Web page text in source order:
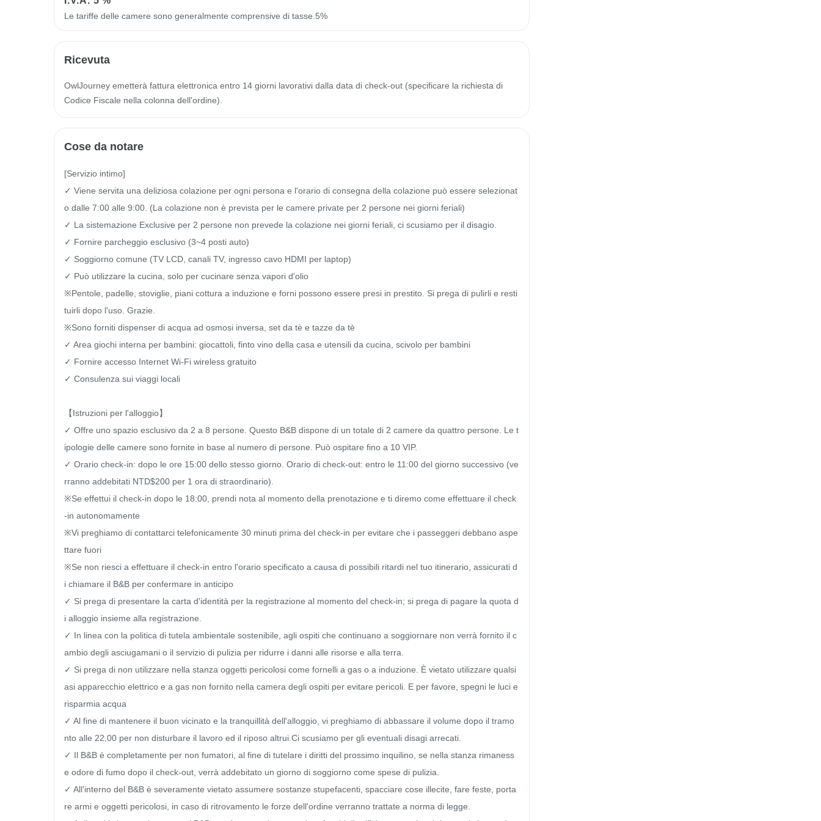
Le tariffe delle camere sono generalmente comprensive di tasse.5%
Ricevuta
OwlJourney emetterà fattura elettronica entro 14 giorni lavorativi dalla data di check-out (specificare la richiesta di
Codice Fiscale nella colonna dell'ordine).
Cose da notare
[Servizio intimo]
✓ Viene servita una deliziosa colazione per ogni persona e l'orario di consegna della colazione può essere selezionat
o dalle 7:00 alle 9:00. (La colazione non è prevista per le camere private per 2 persone nei giorni feriali)
✓ La sistemazione Exclusive per 2 persone non prevede la colazione nei giorni feriali, ci scusiamo per il disagio.
✓ Fornire parcheggio esclusivo (3~4 posti auto)
✓ Soggiorno comune (TV LCD, canali TV, ingresso cavo HDMI per laptop)
✓ Può utilizzare la cucina, solo per cucinare senza vapori d'olio
※Pentole, padelle, stoviglie, piani cottura a induzione e forni possono essere presi in prestito. Si prega di pulirli e resti
tuirli dopo l'uso. Grazie.
※Sono forniti dispenser di acqua ad osmosi inversa, set da tè e tazze da tè
✓ Area giochi interna per bambini: giocattoli, finto vino della casa e utensili da cucina, scivolo per bambini
✓ Fornire accesso Internet Wi-Fi wireless gratuito
✓ Consulenza sui viaggi locali
【Istruzioni per l'alloggio】
✓ Offre uno spazio esclusivo da 2 a 8 persone. Questo B&B dispone di un totale di 2 camere da quattro persone. Le t
ipologie delle camere sono fornite in base al numero di persone. Può ospitare fino a 10 VIP.
✓ Orario check-in: dopo le ore 15:00 dello stesso giorno. Orario di check-out: entro le 11:00 del giorno successivo (ve
rranno addebitati NTD$200 per 1 ora di straordinario).
※Se effettui il check-in dopo le 18:00, prendi nota al momento della prenotazione e ti diremo come effettuare il check
-in autonomamente
※Vi preghiamo di contattarci telefonicamente 30 minuti prima del check-in per evitare che i passeggeri debbano aspe
ttare fuori
※Se non riesci a effettuare il check-in entro l'orario specificato a causa di possibili ritardi nel tuo itinerario, assicurati d
i chiamare il B&B per confermare in anticipo
✓ Si prega di presentare la carta d'identità per la registrazione al momento del check-in; si prega di pagare la quota d
i alloggio insieme alla registrazione.
✓ In linea con la politica di tutela ambientale sostenibile, agli ospiti che continuano a soggiornare non verrà fornito il c
ambio degli asciugamani o il servizio di pulizia per ridurre i danni alle risorse e alla terra.
✓ Si prega di non utilizzare nella stanza oggetti pericolosi come fornelli a gas o a induzione. È vietato utilizzare qualsi
asi apparecchio elettrico e a gas non fornito nella camera degli ospiti per evitare pericoli. E per favore, spegni le luci e
risparmia acqua
✓ Al fine di mantenere il buon vicinato e la tranquillità dell'alloggio, vi preghiamo di abbassare il volume dopo il tramo
nto alle 22,00 per non disturbare il lavoro ed il riposo altrui.Ci scusiamo per gli eventuali disagi arrecati.
✓ Il B&B è completamente per non fumatori, al fine di tutelare i diritti del prossimo inquilino, se nella stanza rimaness
e odore di fumo dopo il check-out, verrà addebitato un giorno di soggiorno come spese di pulizia.
✓ All'interno del B&B è severamente vietato assumere sostanze stupefacenti, spacciare cose illecite, fare feste, porta
re armi e oggetti pericolosi, in caso di ritrovamento le forze dell'ordine verranno trattate a norma di legge.